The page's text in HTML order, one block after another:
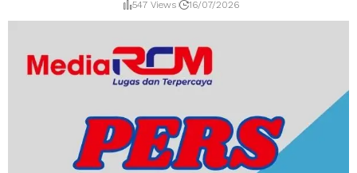
547 Views 16/07/2026